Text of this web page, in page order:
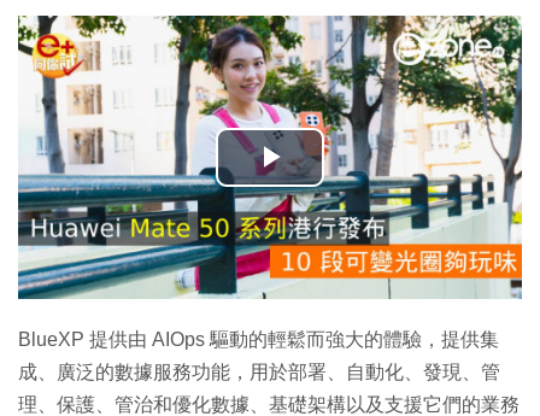
播
放
影
片
BlueXP 提供由 AIOps 驅動的輕鬆而強大的體驗，提供集
成、廣泛的數據服務功能，用於部署、自動化、發現、管
理、保護、管治和優化數據、基礎架構以及支援它們的業務